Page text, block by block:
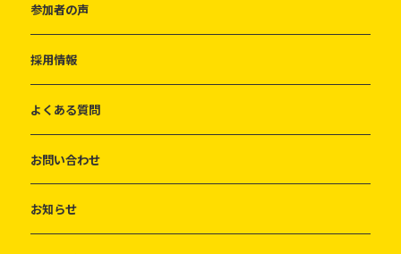
参加者の声
採用情報
よくある質問
お問い合わせ
お知らせ